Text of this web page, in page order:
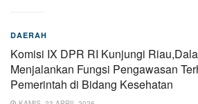
DAERAH
Komisi IX DPR RI Kunjungi
Menjalankan Fungsi Pengawasan
Pemerintah di Bidang Kesehatan